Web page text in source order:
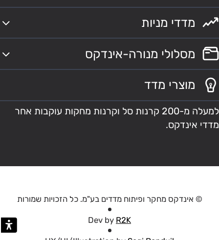
מדדי מניות
מסלולי מנורה-אינדקס
מוצרי מדד
למעלה מ-200 קרנות סל וקרנות מחקות עוקבות אחר
מדדי אינדקס.
© אינדקס מחקר ופיתוח מדדים בע"מ. כל הזכויות שמורות
Dev by R2K